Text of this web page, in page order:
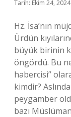
Tarih: Ekim 24, 2024
Hz. İsa’nın
Ürdün
büyük birinin
öngördü. Bu
habercisi”
kimdir?
peygamber
bazı